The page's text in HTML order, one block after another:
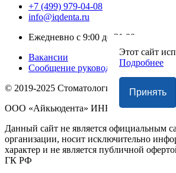
+7 (499) 979-04-08
info@iqdenta.ru
Ежедневно с 9:00 до 21:00
Вакансии
Сообщение руководству
© 2019-2025 Стоматология «АйкьюDента»
ООО «Айкьюдента» ИНН 9719055397
Данный сайт не является официальным
организации, носит исключительно
характер и не является публичной
ГК РФ
Этот сайт
Подробнее
Принять